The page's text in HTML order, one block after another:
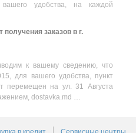
удобства, на каждой
заказов в г.
к вашему сведению, что
для вашего удобства, пункт
перемещен на ул. 31 Августа
dostavka.md …